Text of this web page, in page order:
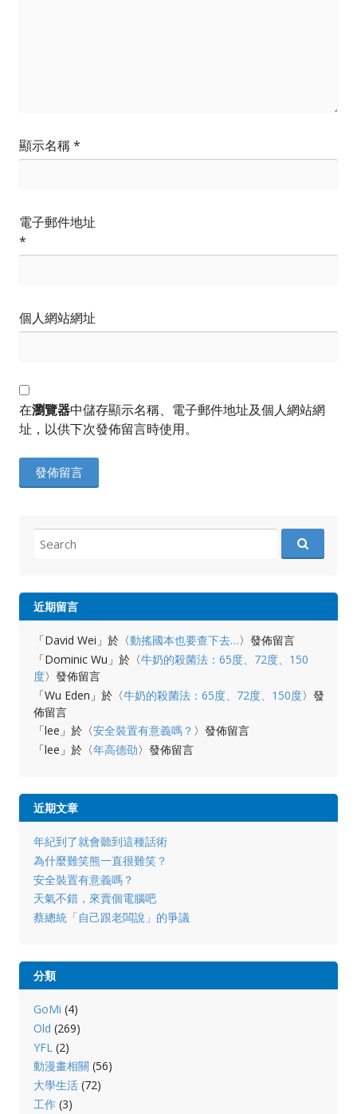
顯示名稱*
電子郵件地址
*
個人網站網址
在瀏覽器中儲存顯示名稱、電子郵件地址及個人網站網
址，以供下次發佈留言時使用。
for:
近期留言
「David Wei 」於〈動搖國本也要查下去…〉發佈留言
「Dominic Wu 」於〈牛奶的殺菌法：65度、72度、150
度〉發佈留言
「Wu Eden 」於〈牛奶的殺菌法：65度、72度、150度〉發
佈留言
「lee 」於〈安全裝置有意義嗎？ 〉發佈留言
「lee 」於〈年高德劭〉發佈留言
近期文章
年紀到了就會聽到這種話術
為什麼難笑熊一直很難笑？
安全裝置有意義嗎？
天氣不錯，來賣個電腦吧
蔡總統「自己跟老闆說」的爭議
分類
GoMi (4)
Old (269)
YFL (2)
動漫畫相關 (56)
大學生活(72)
工作(3)